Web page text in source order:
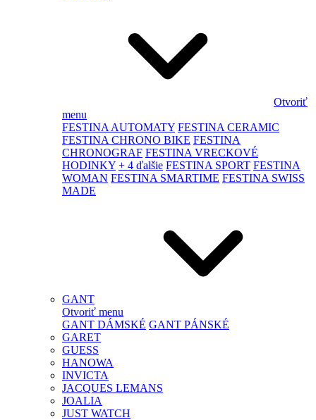
Otvoriť
menu
FESTINA AUTOMATY FESTINA CERAMIC
FESTINA CHRONO BIKE FESTINA
CHRONOGRAF FESTINA VRECKOVÉ
HODINKY + 4 ďalšie FESTINA SPORT FESTINA
WOMAN FESTINA SMARTIME FESTINA SWISS
MADE
GANT
Otvoriť menu
GANT DÁMSKÉ GANT PÁNSKÉ
GARET
GUESS
HANOWA
INVICTA
JACQUES LEMANS
JOALIA
JUST WATCH